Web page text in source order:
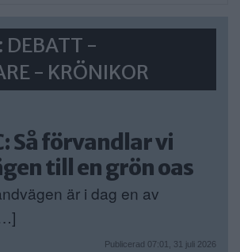
DEBATT -
- KRÖNIKOR
Så förvandlar vi
till en grön oas
är i dag en av
Publicerad 07:01, 31 juli 2026